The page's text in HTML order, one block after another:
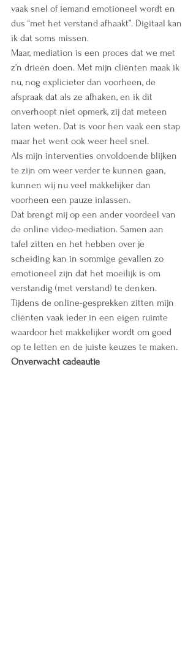
vaak snel of iemand emotioneel wordt en
dus “met het verstand afhaakt”. Digitaal kan
ik dat soms missen.
Maar, mediation is een proces dat we met
z’n drieën doen. Met mijn cliënten maak ik
nu, nog explicieter dan voorheen, de
afspraak dat als ze afhaken, en ik dit
onverhoopt niet opmerk, zij dat meteen
laten weten. Dat is voor hen vaak een stap
maar het went ook weer heel snel.
Als mijn interventies onvoldoende blijken
te zijn om weer verder te kunnen gaan,
kunnen wij nu veel makkelijker dan
voorheen een pauze inlassen.
Dat brengt mij op een ander voordeel van
de online video-mediation. Samen aan
tafel zitten en het hebben over je
scheiding kan in sommige gevallen zo
emotioneel zijn dat het moeilijk is om
verstandig (met verstand) te denken.
Tijdens de online-gesprekken zitten mijn
cliënten vaak ieder in een eigen ruimte
waardoor het makkelijker wordt om goed
op te letten en de juiste keuzes te maken.
Onverwacht cadeautje